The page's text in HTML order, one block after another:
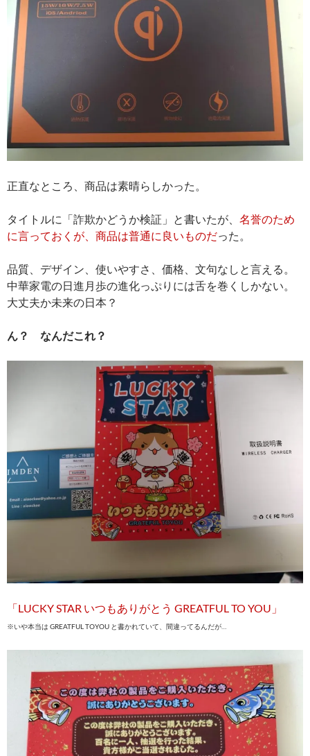
正直なところ、商品は素晴らしかった。
タイトルに「詐欺かどうか検証」と書いたが、 名誉のため
に言っておくが、商品は普通に良いものだった。
品質、デザイン、使いやすさ、価格、文句なしと言える。
中華家電の日進月歩の進化っぷりには舌を巻くしかない。
大丈夫か未来の日本？
ん？ なんだこれ？
「LUCKY STAR いつもありがとう GREATFUL TO YOU」
※いや本当は GREATFUL TOYOU と書かれていて、間違ってるんだが…